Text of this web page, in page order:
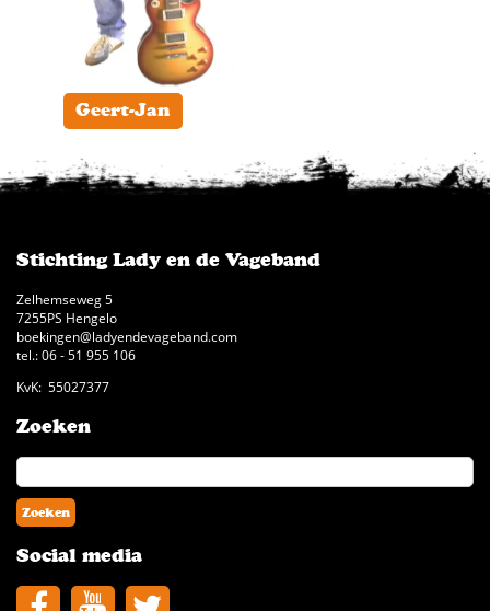
Geert-Jan
Stichting Lady en de Vageband
Zelhemseweg 5
7255PS Hengelo
boekingen@ladyendevageband.com
tel.: 06 - 51 955 106
KvK: 55027377
Zoeken
Social media